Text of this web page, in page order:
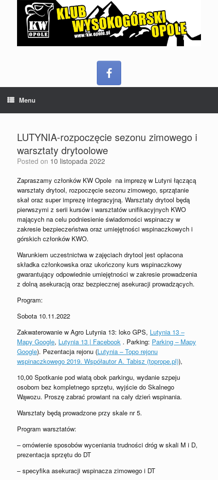
Menu
LUTYNIA-rozpoczęcie sezonu zimowego i
warsztaty drytoolowe
Posted on 10 listopada 2022
Zapraszamy członków KW Opole na imprezę w Lutyni łączącą
warsztaty drytool, rozpoczęcie sezonu zimowego, sprzątanie
skał oraz super imprezę integracyjną. Warsztaty drytool będą
pierwszymi z serii kursów i warsztatów unifikacyjnych KWO
mających na celu podniesienie świadomości wspinaczy w
zakresie bezpieczeństwa oraz umiejętności wspinaczkowych i
górskich członków KWO.
Warunkiem uczestnictwa w zajęciach drytool jest opłacona
składka członkowska oraz ukończony kurs wspinaczkowy
gwarantujący odpowiednie umiejętności w zakresie prowadzenia
z dolną asekuracją oraz bezpiecznej asekuracji prowadzących.
Program:
Sobota 10.11.2022
Zakwaterowanie w Agro Lutynia 13: loko GPS, Lutynia 13 –
Mapy Google, Lutynia 13 | Facebook . Parking: Parking – Mapy
Google). Pezentacja rejonu (Lutynia – Topo rejonu
wspinaczkowego 2019. Współautor A. Tabisz (toprope.pl)),
10,00 Spotkanie pod wiatą obok parkingu, wydanie szpeju
osobom bez kompletnego sprzętu, wyjście do Skalnego
Wąwozu. Proszę zabrać prowiant na cały dzień wspinania.
Warsztaty będą prowadzone przy skale nr 5.
Program warsztatów:
– omówienie sposobów wyceniania trudności dróg w skali M i D,
prezentacja sprzętu do DT
– specyfika asekuracji wspinacza zimowego i DT